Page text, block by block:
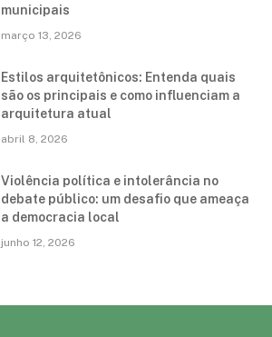
municipais
março 13, 2026
Estilos arquitetônicos: Entenda quais
são os principais e como influenciam a
arquitetura atual
abril 8, 2026
Violência política e intolerância no
debate público: um desafio que ameaça
a democracia local
junho 12, 2026